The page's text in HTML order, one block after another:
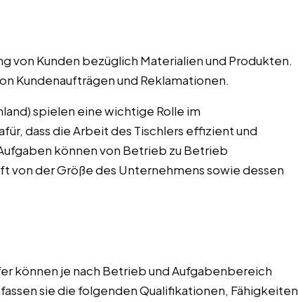
von Kunden bezüglich Materialien und Produkten.
Kundenaufträgen und Reklamationen.
spielen eine wichtige Rolle im
dass die Arbeit des Tischlers effizient und
können von Betrieb zu Betrieb
von der Größe des Unternehmens sowie dessen
können je nach Betrieb und Aufgabenbereich
sie die folgenden Qualifikationen, Fähigkeiten